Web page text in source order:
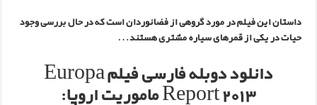
داستان این فیلم در مورد گروهی از فضانوردان است که در حال بررسی وجود
حیات در یکی از قمرهای سیاره مشتری هستند…
دانلود دوبله فارسی فیلم Europa
Report 2013 ماموریت اروپا: